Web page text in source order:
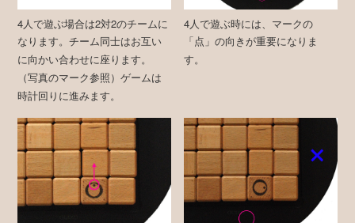
4人で遊ぶ場合は2対2のチームに
なります。チーム同士はお互い
に向かい合わせに座ります。
（写真のマーク参照）ゲームは
時計回りに進みます。
4人で遊ぶ時には、マークの
「点」の向きが重要になりま
す。